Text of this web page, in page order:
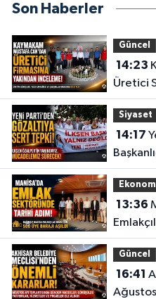
Son Haberler
Güncel
14:23
Üretici
Siyaset
14:17
13:36
aşıldı
Güncel
16:41
Ağustos